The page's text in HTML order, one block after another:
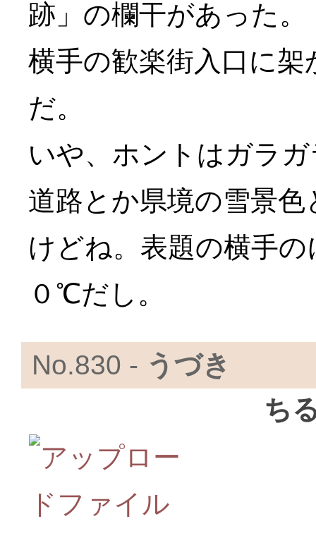
跡」の欄干があった
横手の歓楽街入口に
だ。
いや、ホントはガラ
道路とか県境の雪景
けどね。表題の横手
０℃だし。
No.830 - うづき
ち